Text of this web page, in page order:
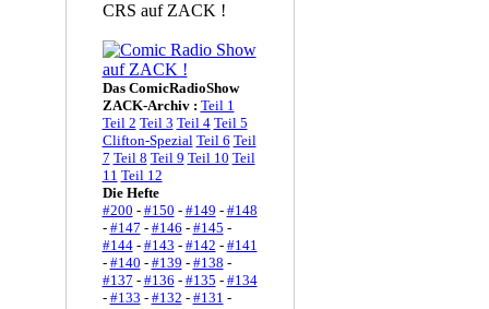
CRS auf ZACK !
Das ComicRadioShow
ZACK-Archiv : Teil 1
Teil 2 Teil 3 Teil 4 Teil 5
Clifton-Spezial Teil 6 Teil
7 Teil 8 Teil 9 Teil 10 Teil
11 Teil 12
Die Hefte
#200 - #150 - #149 - #148
- #147 - #146 - #145 -
#144- #143 - #142 - #141
- #140 - #139 - #138 -
#137 - #136 - #135 - #134
- #133 - #132 - #131 -